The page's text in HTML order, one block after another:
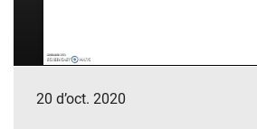
20 d’oct. 2020